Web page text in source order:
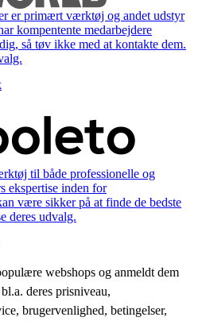
er primært værktøj og andet udstyr
kompentente medarbejdere
så tøv ikke med at kontakte dem.
til både professionelle og
ekspertise inden for
være sikker på at finde de bedste
deres udvalg.
webshops og anmeldt dem
deres prisniveau,
brugervenlighed, betingelser,